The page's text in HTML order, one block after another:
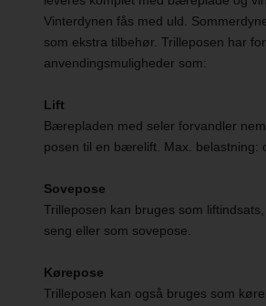
Vinterdynen fås med uld.
som ekstra tilbehør. Trilleposen har
anvendingsmuligheder som:
Lift
Bærepladen med seler forvandler
posen til en bærelift. Max. belastning:
Sovepose
Trilleposen kan bruges som
seng eller som sovepose.
Kørepose
Trilleposen kan også bruges som